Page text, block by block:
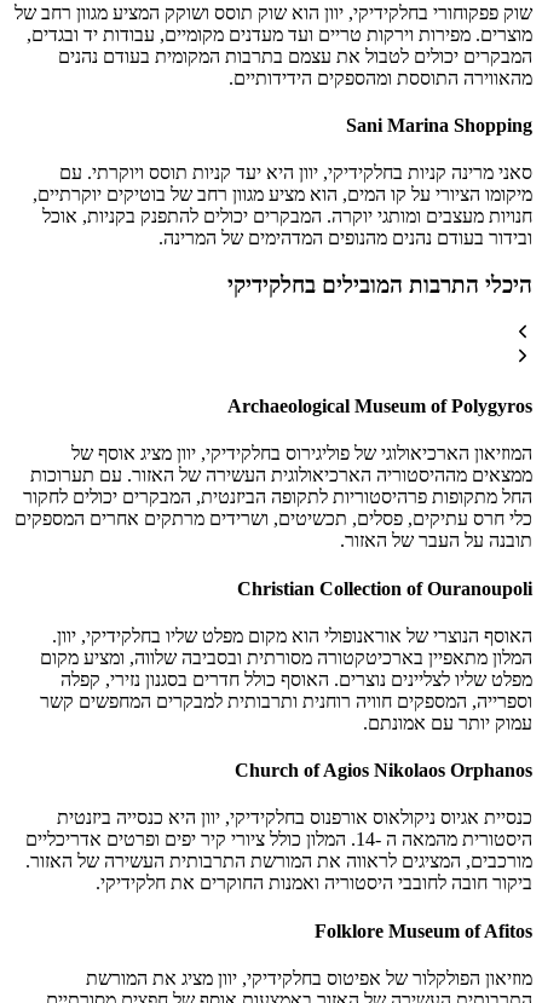
שוק פפקוחורי בחלקידיקי, יוון הוא שוק תוסס ושוקק המציע מגוון רחב של
מוצרים. מפירות וירקות טריים ועד מעדנים מקומיים, עבודות יד ובגדים,
המבקרים יכולים לטבול את עצמם בתרבות המקומית בעודם נהנים
מהאווירה התוססת ומהספקים הידידותיים.
Sani Marina Shopping
סאני מרינה קניות בחלקידיקי, יוון היא יעד קניות תוסס ויוקרתי. עם
מיקומו הציורי על קו המים, הוא מציע מגוון רחב של בוטיקים יוקרתיים,
חנויות מעצבים ומותגי יוקרה. המבקרים יכולים להתפנק בקניות, אוכל
ובידור בעודם נהנים מהנופים המדהימים של המרינה.
היכלי התרבות המובילים בחלקידיקי
Archaeological Museum of Polygyros
המוזיאון הארכיאולוגי של פוליגירוס בחלקידיקי, יוון מציג אוסף של
ממצאים מההיסטוריה הארכיאולוגית העשירה של האזור. עם תערוכות
החל מתקופות פרהיסטוריות לתקופה הביזנטית, המבקרים יכולים לחקור
כלי חרס עתיקים, פסלים, תכשיטים, ושרידים מרתקים אחרים המספקים
תובנה על העבר של האזור.
Christian Collection of Ouranoupoli
האוסף הנוצרי של אוראנופולי הוא מקום מפלט שליו בחלקידיקי, יוון.
המלון מתאפיין בארכיטקטורה מסורתית ובסביבה שלווה, ומציע מקום
מפלט שליו לצליינים נוצרים. האוסף כולל חדרים בסגנון נזירי, קפלה
וספרייה, המספקים חוויה רוחנית ותרבותית למבקרים המחפשים קשר
עמוק יותר עם אמונתם.
Church of Agios Nikolaos Orphanos
כנסיית אגיוס ניקולאוס אורפנוס בחלקידיקי, יוון היא כנסייה ביזנטית
היסטורית מהמאה ה -14. המלון כולל ציורי קיר יפים ופרטים אדריכליים
מורכבים, המציגים לראווה את המורשת התרבותית העשירה של האזור.
ביקור חובה לחובבי היסטוריה ואמנות החוקרים את חלקידיקי.
Folklore Museum of Afitos
מוזיאון הפולקלור של אפיטוס בחלקידיקי, יוון מציג את המורשת